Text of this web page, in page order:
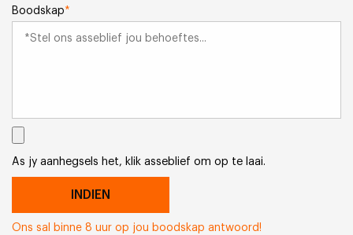
Boodskap*
As jy aanhegsels het, klik asseblief om op te laai.
Ons sal binne 8 uur op jou boodskap antwoord!